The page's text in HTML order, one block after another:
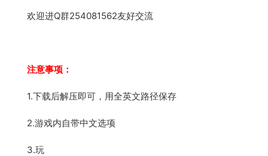
欢迎进Q群254081562友好交流
注意事项：
1.下载后解压即可，用全英文路径保存
2.游戏内自带中文选项
3.玩